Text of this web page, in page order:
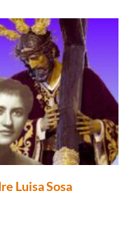
Luisa Sosa